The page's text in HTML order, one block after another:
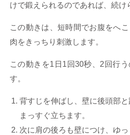
けで鍛えられるのであれば、続け
この動きは、短時間でお腹をへ
肉をきっちり刺激します。
この動きを1日1回30秒、2回行
す。
背すじを伸ばし、壁に後頭部
まっすぐ立ちます。
次に肩の後ろも壁につけ、ゆ